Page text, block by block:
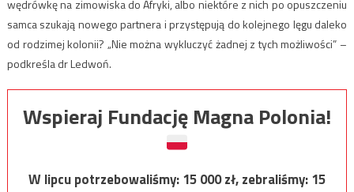
wędrówkę na zimowiska do Afryki, albo niektóre z nich po opuszczeniu
samca szukają nowego partnera i przystępują do kolejnego lęgu daleko
od rodzimej kolonii? „Nie można wykluczyć żadnej z tych możliwości” –
podkreśla dr Ledwoń.
Wspieraj Fundację Magna Polonia!
W lipcu potrzebowaliśmy:15 000zł, zebraliśmy:15